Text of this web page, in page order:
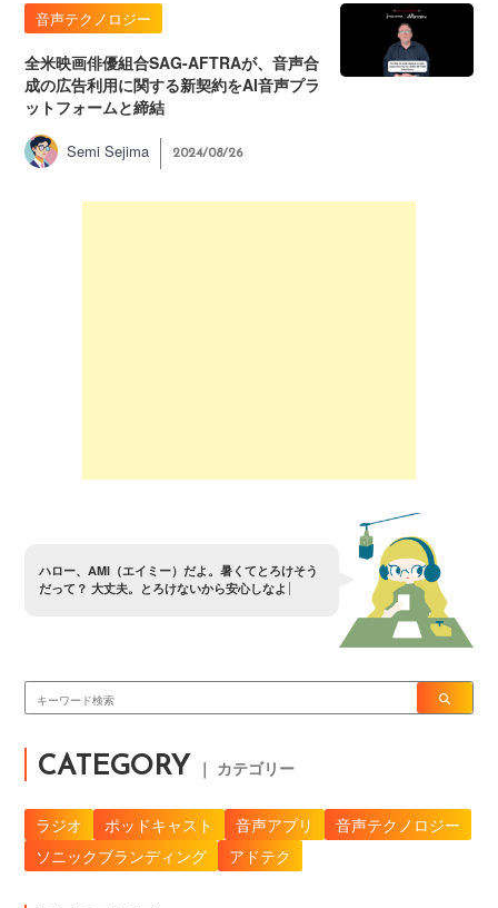
音声テクノロジー
全米映画俳優組合SAG-AFTRAが、音声合
成の広告利用に関する新契約をAI音声プラ
ットフォームと締結
Semi Sejima 2024/08/26
ハロー、 AMI（エイ ミ ー） だよ 。 暑く て と ろけそう
だって ？ 大丈夫。 と ろけないから安心しなよ
CATEGORY ｜ カテゴリー
ラジオ ポッドキャスト 音声アプリ
音声テクノロジー
ソニックブランディング
アドテク